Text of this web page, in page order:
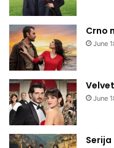
Crno
June
June
Serija